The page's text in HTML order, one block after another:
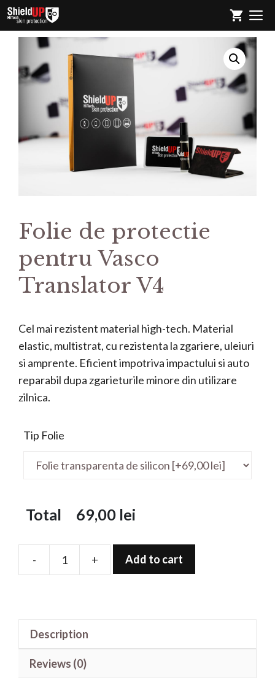
Sari
conținut
Folie de protectie
pentru Vasco
Translator V4
Cel mai rezistent material high-tech. Material
elastic, multistrat, cu rezistenta la zgariere, uleiuri
si amprente. Eficient impotriva impactului si auto
reparabil dupa zgarieturile minore din utilizare
zilnica.
Tip Folie
Total 69,00 lei
-
Folie
+ Add to cart
Description
Reviews (0)